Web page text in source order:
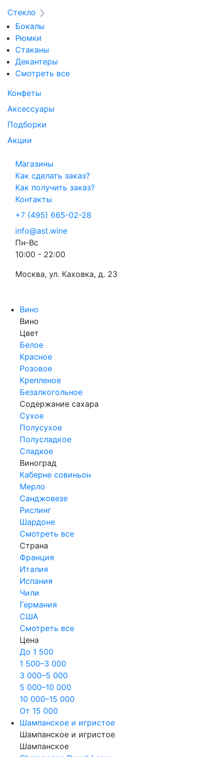
Стекло
Бокалы
Рюмки
Стаканы
Декантеры
Смотреть все
Конфеты
Аксессуары
Подборки
Акции
Магазины
Как сделать заказ?
Как получить заказ?
Контакты
+7 (495) 665-02-28
info@ast.wine
Пн-Вс
10:00 - 22:00
Москва, ул. Каховка, д. 23
Вино
Вино
Цвет
Белое
Красное
Розовое
Крепленое
Безалкогольное
Содержание сахара
Сухое
Полусухое
Полусладкое
Сладкое
Виноград
Каберне совиньон
Мерло
Санджовезе
Рислинг
Шардоне
Смотреть все
Страна
Франция
Италия
Испания
Чили
Германия
США
Смотреть все
Цена
До 1 500
1 500–3 000
3 000–5 000
5 000–10 000
10 000–15 000
От 15 000
Шампанское и игристое
Шампанское и игристое
Шампанское